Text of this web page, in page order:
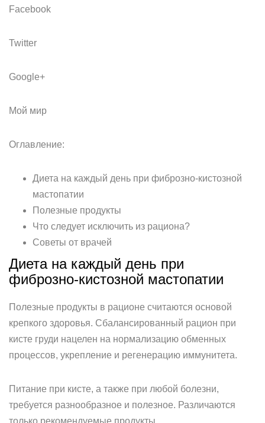
Facebook
Twitter
Google+
Мой мир
Оглавление:
Диета на каждый день при фиброзно-кистозной
мастопатии
Полезные продукты
Что следует исключить из рациона?
Советы от врачей
Диета на каждый день при
фиброзно-кистозной мастопатии
Полезные продукты в рационе считаются основой
крепкого здоровья. Сбалансированный рацион при
кисте груди нацелен на нормализацию обменных
процессов, укрепление и регенерацию иммунитета.
Питание при кисте, а также при любой болезни,
требуется разнообразное и полезное. Различаются
только рекомендуемые продукты.